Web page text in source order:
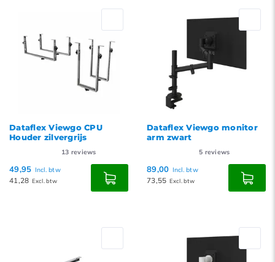
Dataflex Viewgo CPU
Houder zilvergrijs
13 reviews
49,95 Incl. btw
41,28 Excl. btw
Dataflex Viewgo monitor
arm zwart
5 reviews
89,00 Incl. btw
73,55 Excl. btw